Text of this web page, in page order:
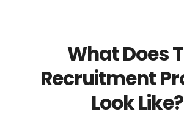
What Does
Recruitment
Look Like?